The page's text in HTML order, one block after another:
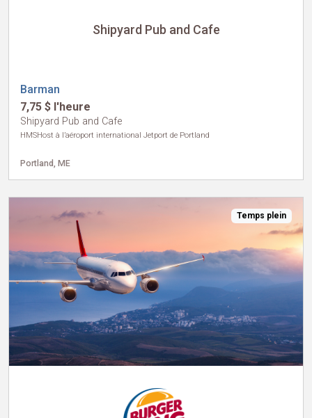
Shipyard Pub and Cafe
Barman
7,75 $ l'heure
Shipyard Pub and Cafe
HMSHost à l’aéroport international Jetport de Portland
Portland, ME
Temps plein